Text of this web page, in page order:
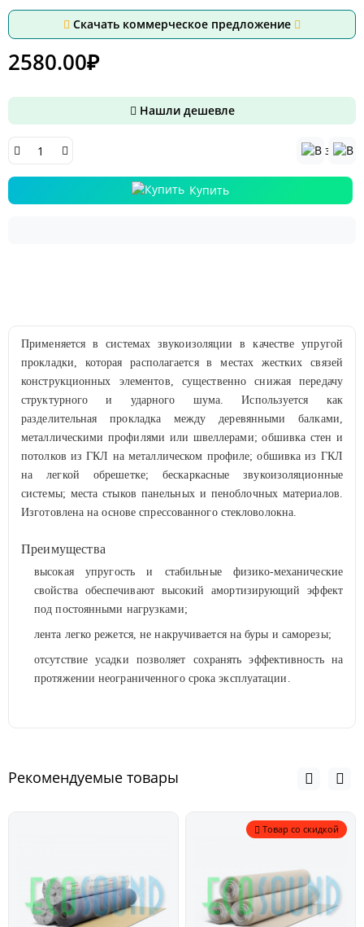
Скачать коммерческое предложение
2580.00₽
Нашли дешевле
Купить
Применяется в системах звукоизоляции в качестве упругой
прокладки, которая располагается в местах жестких связей
конструкционных элементов, существенно снижая передачу
структурного и ударного шума. Используется как
разделительная прокладка между деревянными балками,
металлическими профилями или швеллерами; обшивка стен и
потолков из ГКЛ на металлическом профиле; обшивка из ГКЛ
на легкой обрешетке; бескаркасные звукоизоляционные
системы; места стыков панельных и пеноблочных материалов.
Изготовлена на основе спрессованного стекловолокна.
Преимущества
высокая упругость и стабильные физико-механические
свойства обеспечивают высокий амортизирующий эффект
под постоянными нагрузками;
лента легко режется, не накручивается на буры и саморезы;
отсутствие усадки позволяет сохранять эффективность на
протяжении неограниченного срока эксплуатации.
Рекомендуемые товары
Товар со скидкой